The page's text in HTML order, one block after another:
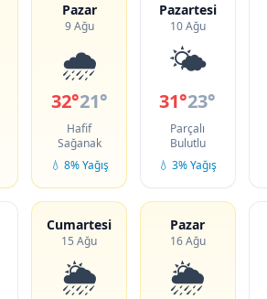
Pazar
9 Ağu
🌧️
32°21°
Hafif
Sağanak
💧 8% Yağış
Pazartesi
10 Ağu
🌤️
31°23°
Parçalı
Bulutlu
💧 3% Yağış
Cumartesi
15 Ağu
🌦️
Pazar
16 Ağu
🌦️